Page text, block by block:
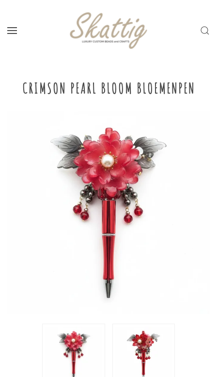
Skip to main content
CRIMSON PEARL BLOOM BLOEMENPEN